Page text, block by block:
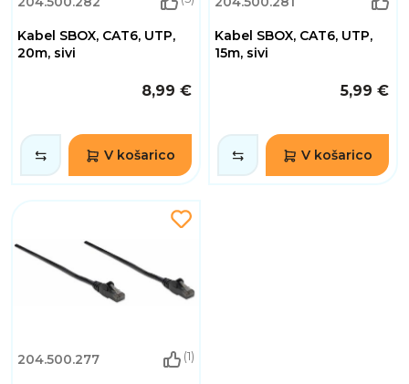
Kabel SBOX, CAT6, UTP,
20m, sivi
8,99 €
V košarico
Kabel SBOX, CAT6, UTP,
15m, sivi
5,99 €
V košarico
204.500.277 (1)